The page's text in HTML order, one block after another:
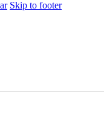
Skip to footer